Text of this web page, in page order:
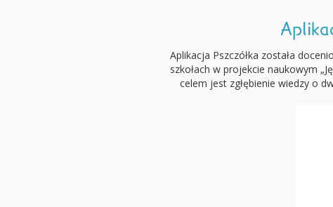
Aplikacja Pszczółka została
szkołach w projekcie naukowym
celem jest zgłębienie wiedzy o